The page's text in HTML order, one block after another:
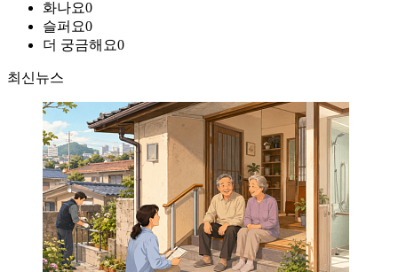
화나요0
슬퍼요0
더 궁금해요0
최신뉴스